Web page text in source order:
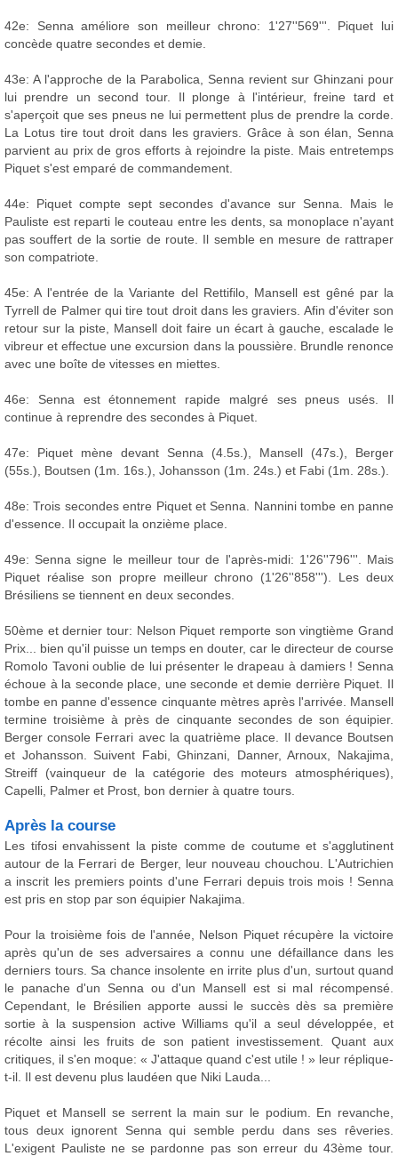
42e: Senna améliore son meilleur chrono: 1'27''569'''. Piquet lui
concède quatre secondes et demie.
43e: A l'approche de la Parabolica, Senna revient sur Ghinzani pour
lui prendre un second tour. Il plonge à l'intérieur, freine tard et
s'aperçoit que ses pneus ne lui permettent plus de prendre la corde.
La Lotus tire tout droit dans les graviers. Grâce à son élan, Senna
parvient au prix de gros efforts à rejoindre la piste. Mais entretemps
Piquet s'est emparé de commandement.
44e: Piquet compte sept secondes d'avance sur Senna. Mais le
Pauliste est reparti le couteau entre les dents, sa monoplace n'ayant
pas souffert de la sortie de route. Il semble en mesure de rattraper
son compatriote.
45e: A l'entrée de la Variante del Rettifilo, Mansell est gêné par la
Tyrrell de Palmer qui tire tout droit dans les graviers. Afin d'éviter son
retour sur la piste, Mansell doit faire un écart à gauche, escalade le
vibreur et effectue une excursion dans la poussière. Brundle renonce
avec une boîte de vitesses en miettes.
46e: Senna est étonnement rapide malgré ses pneus usés. Il
continue à reprendre des secondes à Piquet.
47e: Piquet mène devant Senna (4.5s.), Mansell (47s.), Berger
(55s.), Boutsen (1m. 16s.), Johansson (1m. 24s.) et Fabi (1m. 28s.).
48e: Trois secondes entre Piquet et Senna. Nannini tombe en panne
d'essence. Il occupait la onzième place.
49e: Senna signe le meilleur tour de l'après-midi: 1'26''796'''. Mais
Piquet réalise son propre meilleur chrono (1'26''858'''). Les deux
Brésiliens se tiennent en deux secondes.
50ème et dernier tour: Nelson Piquet remporte son vingtième Grand
Prix... bien qu'il puisse un temps en douter, car le directeur de course
Romolo Tavoni oublie de lui présenter le drapeau à damiers ! Senna
échoue à la seconde place, une seconde et demie derrière Piquet. Il
tombe en panne d'essence cinquante mètres après l'arrivée. Mansell
termine troisième à près de cinquante secondes de son équipier.
Berger console Ferrari avec la quatrième place. Il devance Boutsen
et Johansson. Suivent Fabi, Ghinzani, Danner, Arnoux, Nakajima,
Streiff (vainqueur de la catégorie des moteurs atmosphériques),
Capelli, Palmer et Prost, bon dernier à quatre tours.
Après la course
Les tifosi envahissent la piste comme de coutume et s'agglutinent
autour de la Ferrari de Berger, leur nouveau chouchou. L'Autrichien
a inscrit les premiers points d'une Ferrari depuis trois mois ! Senna
est pris en stop par son équipier Nakajima.
Pour la troisième fois de l'année, Nelson Piquet récupère la victoire
après qu'un de ses adversaires a connu une défaillance dans les
derniers tours. Sa chance insolente en irrite plus d'un, surtout quand
le panache d'un Senna ou d'un Mansell est si mal récompensé.
Cependant, le Brésilien apporte aussi le succès dès sa première
sortie à la suspension active Williams qu'il a seul développée, et
récolte ainsi les fruits de son patient investissement. Quant aux
critiques, il s'en moque: « J'attaque quand c'est utile ! » leur réplique-
t-il. Il est devenu plus laudéen que Niki Lauda...
Piquet et Mansell se serrent la main sur le podium. En revanche,
tous deux ignorent Senna qui semble perdu dans ses rêveries.
L'exigent Pauliste ne se pardonne pas son erreur du 43ème tour.